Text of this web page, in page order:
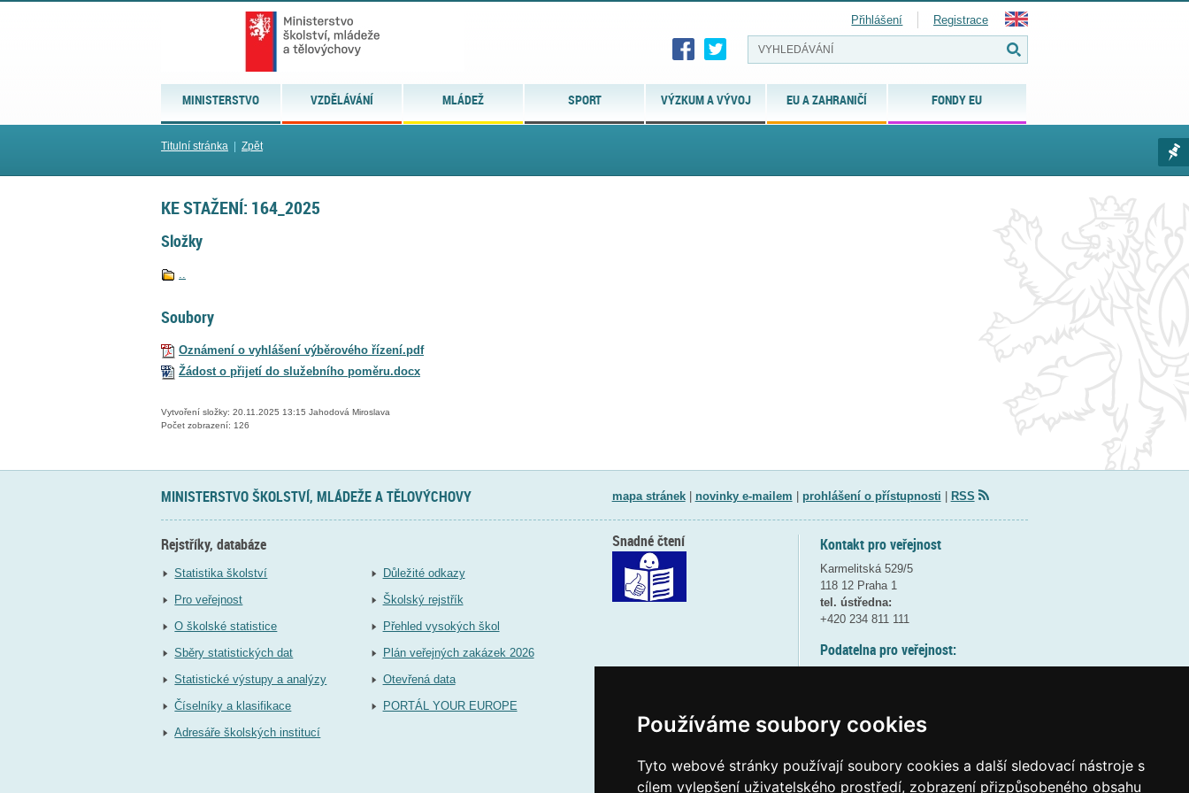
Používáme soubory cookies
Tyto webové stránky používají soubory cookies a další sledovací nástroje s
cílem vylepšení uživatelského prostředí, zobrazení přizpůsobeného obsahu
MINISTERSTVO VZDĚLÁVÁNÍ MLÁDEŽ SPORT VÝZKUM A VÝVOJ EU A ZAHRANIČÍ FONDY EU
Přihlášení Registrace
Titulní stránka Zpět
KE STAŽENÍ: 164_2025
Složky
..
Soubory
Oznámení o vyhlášení výběrového řízení.pdf
Žádost o přijetí do služebního poměru.docx
Vytvoření složky: 20.11.2025 13:15 Jahodová Miroslava
Počet zobrazení: 126
MINISTERSTVO ŠKOLSTVÍ, MLÁDEŽE A TĚLOVÝCHOVY mapa stránek| novinky e-mailem prohlášení o přístupnosti RSS
Rejstříky, databáze
Statistika školství
Pro veřejnost
O školské statistice
Sběry statistických dat
Statistické výstupy a analýzy
Číselníky a klasifikace
Adresáře školských institucí
Důležité odkazy
Školský rejstřík
Přehled vysokých škol
Plán veřejných zakázek 2026
Otevřená data
PORTÁL YOUR EUROPE
Kontakt pro veřejnost
Karmelitská 529/5
118 12 Praha 1
tel. ústředna:
+420 234 811 111
Podatelna pro veřejnost:
(více informací
Snadné čtení